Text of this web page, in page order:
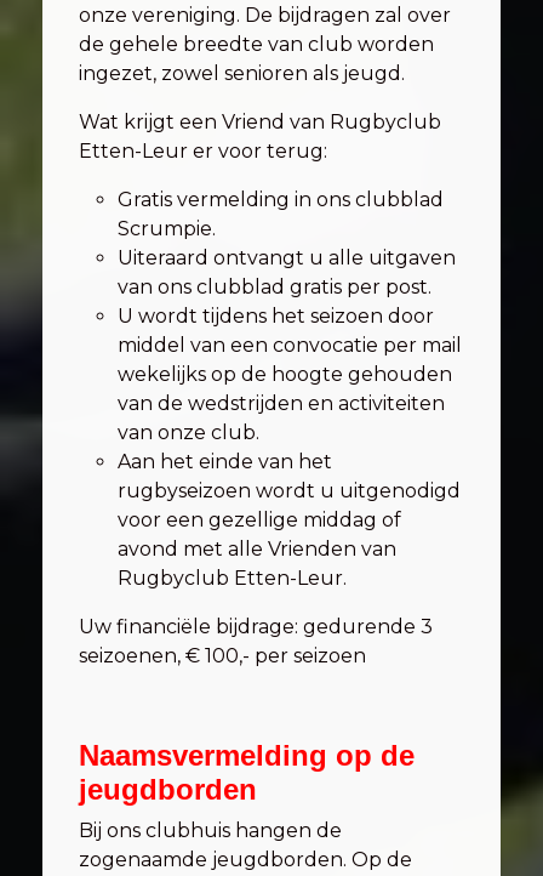
onze vereniging. De bijdragen zal over
de gehele breedte van club worden
ingezet, zowel senioren als jeugd.
Wat krijgt een Vriend van Rugbyclub
Etten-Leur er voor terug:
Gratis vermelding in ons clubblad
Scrumpie.
Uiteraard ontvangt u alle uitgaven
van ons clubblad gratis per post.
U wordt tijdens het seizoen door
middel van een convocatie per mail
wekelijks op de hoogte gehouden
van de wedstrijden en activiteiten
van onze club.
Aan het einde van het
rugbyseizoen wordt u uitgenodigd
voor een gezellige middag of
avond met alle Vrienden van
Rugbyclub Etten-Leur.
Uw financiële bijdrage: gedurende 3
seizoenen, € 100,- per seizoen
Naamsvermelding op de
jeugdborden
Bij ons clubhuis hangen de
zogenaamde jeugdborden. Op de